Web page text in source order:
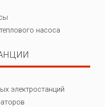
насоса
электростанций